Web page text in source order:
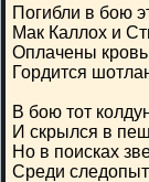
Погибли в бою
Мак Каллох и
Оплачены
Гордится
В бою тот
И скрылся в
Но в поисках
Среди